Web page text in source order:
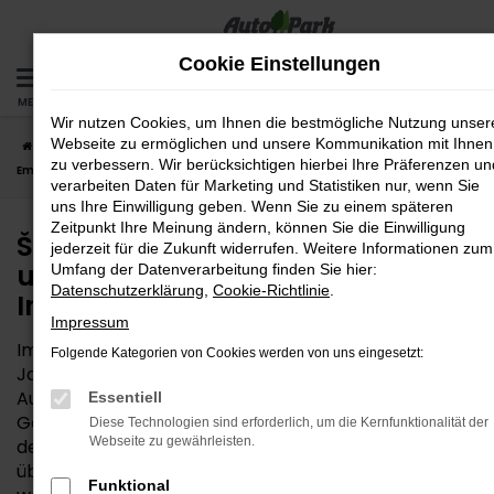
Zum
springen
MENÜ
Startseite Ingolstadt Škoda
Škoda Jahreswagen – eine unserer
Empfehlungen für Ingolstadt
Škoda Jahreswagen – eine
unserer Empfehlungen für
Ingolstadt
Im Sortiment der Gebrauchtwagen nehmen Škoda
Jahreswagen eine Sonderstellung ein. Wir von der
AutoPark GmbH können diese Fahrzeuge guten
Gewissens für Ihre Mobilität in Ingolstadt empfehlen,
denn hier trifft herausragende Qualität auf einen
überaus attraktiven Preis. Der Name besagt bereits,
Cookie Einstellungen
Wir nutzen Cookies, um Ihnen die bestmögliche Nutzung
Webseite zu ermöglichen und unsere Kommunikation mit Ihnen
zu verbessern. Wir berücksichtigen hierbei Ihre Präferenzen
verarbeiten Daten für Marketing und Statistiken nur, wenn Sie
uns Ihre Einwilligung geben. Wenn Sie zu einem späteren
Zeitpunkt Ihre Meinung ändern, können Sie die Einwilligung
jederzeit für die Zukunft widerrufen. Weitere Informationen zum
Umfang der Datenverarbeitung finden Sie hier:
Datenschutzerklärung Cookie-Richtlinie
Impressum
Folgende Kategorien von Cookies werden von uns eingesetzt:
Essentiell
Diese Technologien sind erforderlich, um die Kernfunktionalität der
Webseite zu gewährleisten.
Funktional